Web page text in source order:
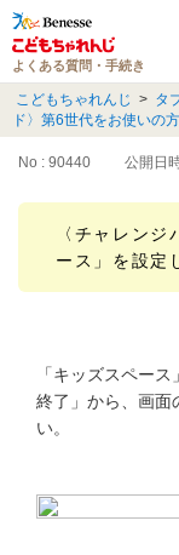
よくある質問・手続き
登録情報の変更
会員ページ
お客様サポート
よくある質問・
他の講座のよく
進研ゼミ 中
こどもちゃれんじ > タ
ド〉第6世代をお使いの方
No : 90440 公開日
〈チャレン
ース」を設定
「キッズスペー
終了」から、画面
い。